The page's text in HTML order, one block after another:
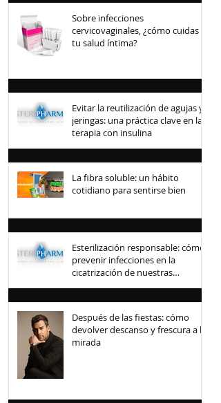
Sobre infecciones
cervicovaginales, ¿cómo cuidas
tu salud íntima?
Evitar la reutilización de agujas y
jeringas: una práctica clave en la
terapia con insulina
La fibra soluble: un hábito
cotidiano para sentirse bien
Esterilización responsable: cómo
prevenir infecciones en la
cicatrización de nuestras
mascotas
Después de las fiestas: cómo
devolver descanso y frescura a la
mirada